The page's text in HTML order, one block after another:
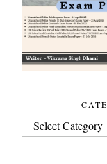
CATEGORIES